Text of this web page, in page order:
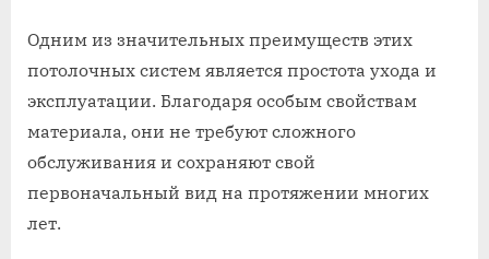
Одним из значительных преимуществ этих
потолочных систем является простота ухода и
эксплуатации. Благодаря особым свойствам
материала, они не требуют сложного
обслуживания и сохраняют свой
первоначальный вид на протяжении многих
лет.